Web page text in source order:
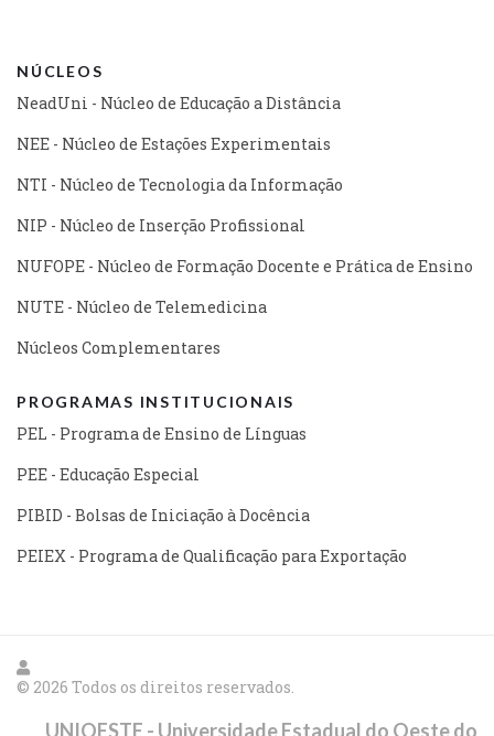
NÚCLEOS
NeadUni - Núcleo de Educação a Distância
NEE - Núcleo de Estações Experimentais
NTI - Núcleo de Tecnologia da Informação
NIP - Núcleo de Inserção Profissional
NUFOPE - Núcleo de Formação Docente e Prática de Ensino
NUTE - Núcleo de Telemedicina
Núcleos Complementares
PROGRAMAS INSTITUCIONAIS
PEL - Programa de Ensino de Línguas
PEE - Educação Especial
PIBID - Bolsas de Iniciação à Docência
PEIEX - Programa de Qualificação para Exportação
© 2026 Todos os direitos reservados.
UNIOESTE - Universidade Estadual do Oeste do